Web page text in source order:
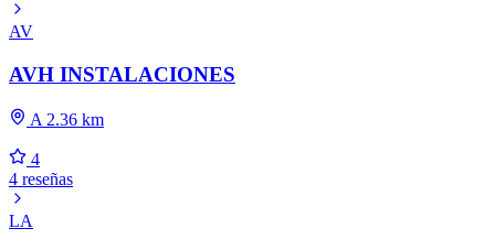
AV
AVH INSTALACIONES
A 2.36 km
4
4 reseñas
LA